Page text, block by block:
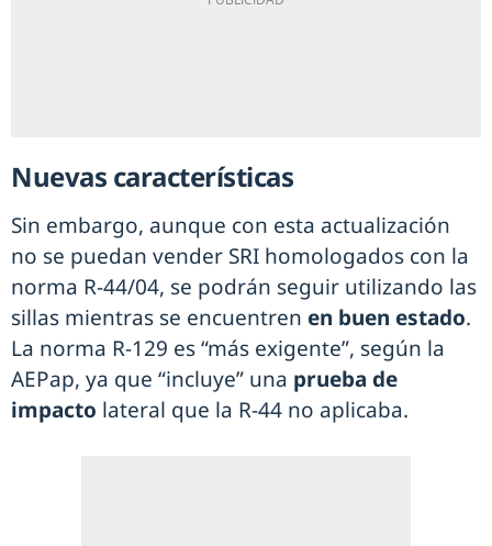
Nuevas características
Sin embargo, aunque con esta actualización
no se puedan vender SRI homologados con la
norma R-44/04, se podrán seguir utilizando las
sillas mientras se encuentren en buen estado.
La norma R-129 es “más exigente”, según la
AEPap, ya que “incluye” una prueba de
impacto lateral que la R-44 no aplicaba.